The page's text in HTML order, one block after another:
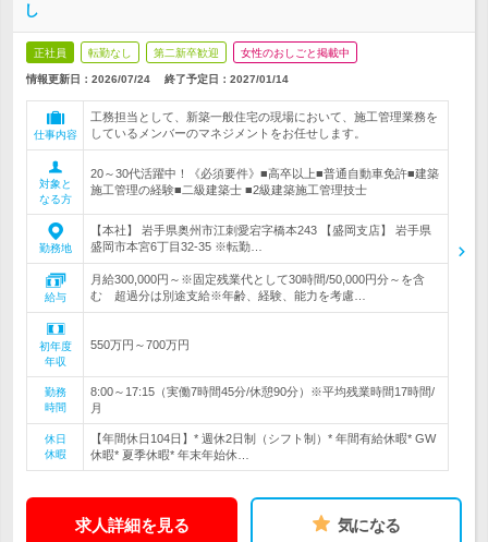
し
正社員 転勤なし 第二新卒歓迎 女性のおしごと掲載中
情報更新日：2026/07/24 終了予定日： 2027/01/14
仕事内容
工務担当として、新築一般住宅の現場において、施工管理業務を
しているメンバーのマネジメントをお任せします。
対象と
なる方
20～30代活躍中！《必須要件》■高卒以上■普通自動車免許■建築
施工管理の経験■二級建築士 ■2級建築施工管理技士
勤務地
【本社】 岩手県奥州市江刺愛宕字橋本243 【盛岡支店】 岩手県
盛岡市本宮6丁目32-35 ※転勤…
給与
月給300,000円～※固定残業代として30時間/50,000円分～を含
む 超過分は別途支給※年齢、経験、能力を考慮…
初年度
年収
550万円～700万円
勤務
時間
8:00～17:15（実働7時間45分/休憩90分）※平均残業時間17時間/
月
休日
休暇
【年間休日104日】* 週休2日制（シフト制）* 年間有給休暇* GW
休暇* 夏季休暇* 年末年始休…
求人詳細を見る 気になる